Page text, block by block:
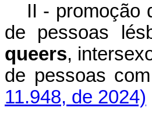
II - promoção
de pessoas
queers,
de pessoas
11.948, de 2024)